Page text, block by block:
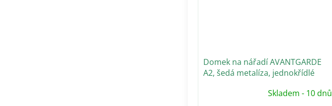
Domek na nářadí AVANTGARDE
A2, šedá metalíza, jednokřídlé
Skladem - 10 dnů